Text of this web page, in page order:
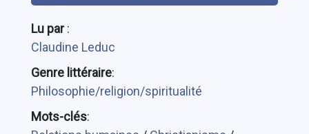
Lu par:
Claudine Leduc
Genre littéraire:
Philosophie/religion/spiritualité
Mots-clés: